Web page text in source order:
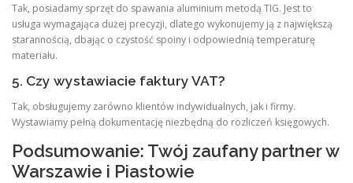
Tak, posiadamy sprzęt do spawania aluminium metodą TIG. Jest to
usługa wymagająca dużej precyzji, dlatego wykonujemy ją z największą
starannością, dbając o czystość spoiny i odpowiednią temperaturę
materiału.
5. Czy wystawiacie faktury VAT?
Tak, obsługujemy zarówno klientów indywidualnych, jak i firmy.
Wystawiamy pełną dokumentację niezbędną do rozliczeń księgowych.
Podsumowanie: Twój zaufany partner w
Warszawie i Piastowie